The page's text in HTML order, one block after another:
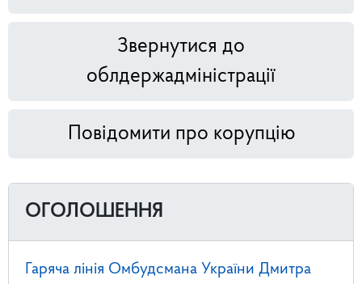
Звернутися до
облдержадміністрації
Повідомити про корупцію
ОГОЛОШЕННЯ
Гаряча лінія Омбудсмана України Дмитра